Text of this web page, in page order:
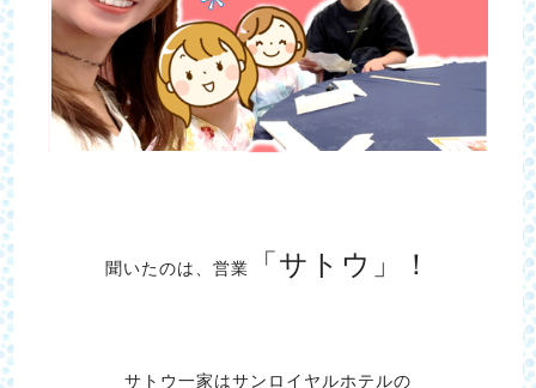
聞いたのは、営業 「サトウ」！
サトウ一家はサンロイヤルホテルの